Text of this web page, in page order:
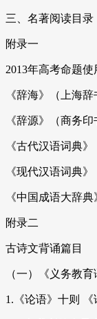
三、名著阅读目录
附录一
2013年高考命题使
《辞海》（上海辞
《辞源》（商务印
《古代汉语词典》
《现代汉语词典
《中国成语大辞
附录二
古诗文背诵篇目
（一）《义务教
1.《论语》十则 《